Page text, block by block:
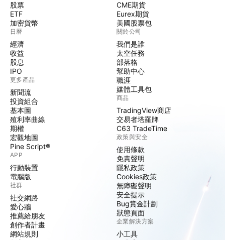
股票
ETF
加密貨幣
日曆
經濟
收益
股息
IPO
更多產品
新聞流
投資組合
基本圖
殖利率曲線
期權
宏觀地圖
Pine Script®
APP
行動裝置
電腦版
社群
社交網路
愛心牆
推薦給朋友
創作者計畫
網站規則
CME期貨
Eurex期貨
美國股票包
關於公司
我們是誰
太空任務
部落格
幫助中心
職涯
媒體工具包
商品
TradingView商店
交易者塔羅牌
C63 TradeTime
政策與安全
使用條款
免責聲明
隱私政策
Cookies政策
無障礙聲明
安全提示
Bug賞金計劃
狀態頁面
企業解決方案
小工具